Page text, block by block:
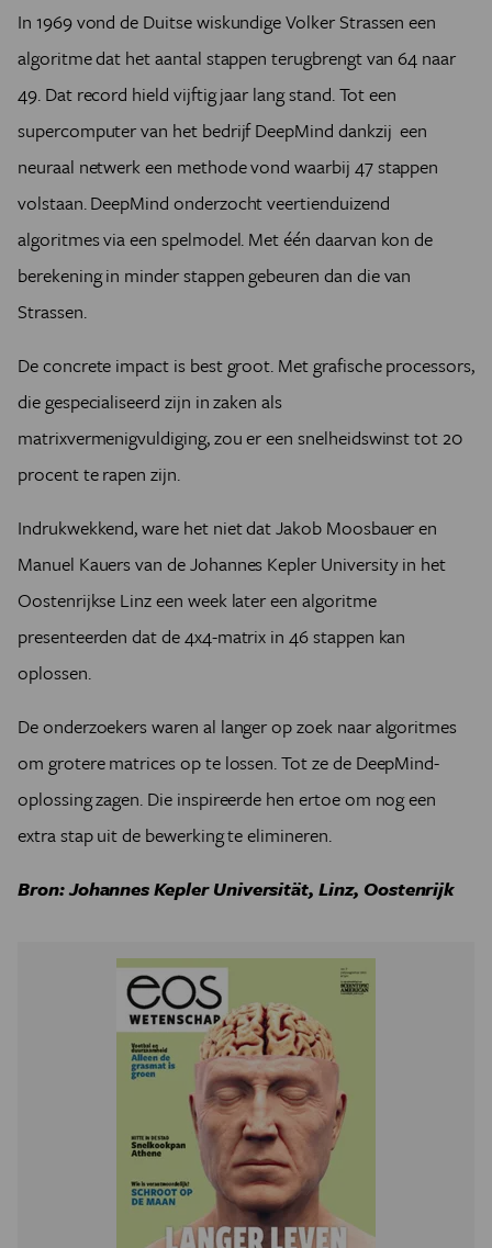
In 1969 vond de Duitse wiskundige Volker Strassen een
algoritme dat het aantal stappen terugbrengt van 64 naar
49. Dat record hield vijftig jaar lang stand. Tot een
supercomputer van het bedrijf DeepMind dankzij een
neuraal netwerk een methode vond waarbij 47 stappen
volstaan. DeepMind onderzocht veertienduizend
algoritmes via een spelmodel. Met één daarvan kon de
berekening in minder stappen gebeuren dan die van
Strassen.
De concrete impact is best groot. Met grafische processors,
die gespecialiseerd zijn in zaken als
matrixvermenigvuldiging, zou er een snelheidswinst tot 20
procent te rapen zijn.
Indrukwekkend, ware het niet dat Jakob Moosbauer en
Manuel Kauers van de Johannes Kepler University in het
Oostenrijkse Linz een week later een algoritme
presenteerden dat de 4x4-matrix in 46 stappen kan
oplossen.
De onderzoekers waren al langer op zoek naar algoritmes
om grotere matrices op te lossen. Tot ze de DeepMind-
oplossing zagen. Die inspireerde hen ertoe om nog een
extra stap uit de bewerking te elimineren.
Bron:Johannes Kepler Universität, Linz, Oostenrijk